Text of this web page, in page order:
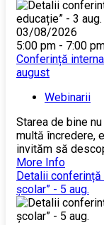
03/08/2026
5:00 pm - 7:00
Conferință
august
Webinarii
Starea de bine
multă încredere,
invităm să
More Info
Detalii conferință
școlar” - 5 aug.